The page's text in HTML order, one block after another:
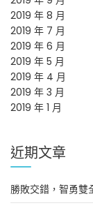
2019 年 8 月
2019 年 7 月
2019 年 6 月
2019 年 5 月
2019 年 4 月
2019 年 3 月
2019 年 1 月
近期文章
勝敗交錯，智勇雙